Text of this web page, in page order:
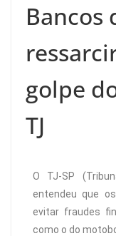
Bancos
golpe
TJ
O TJ-SP
entendeu que
evitar fraudes
como o do